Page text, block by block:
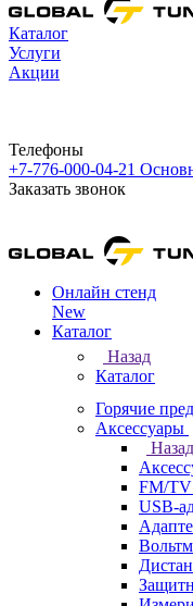
Каталог
Услуги
Акции
Телефоны
+7-776-000-04-21
Заказать звонок
Онлайн стенд
New
Каталог
Назад
Каталог
Горячие
Аксессуары
Назад
FM/
USB-